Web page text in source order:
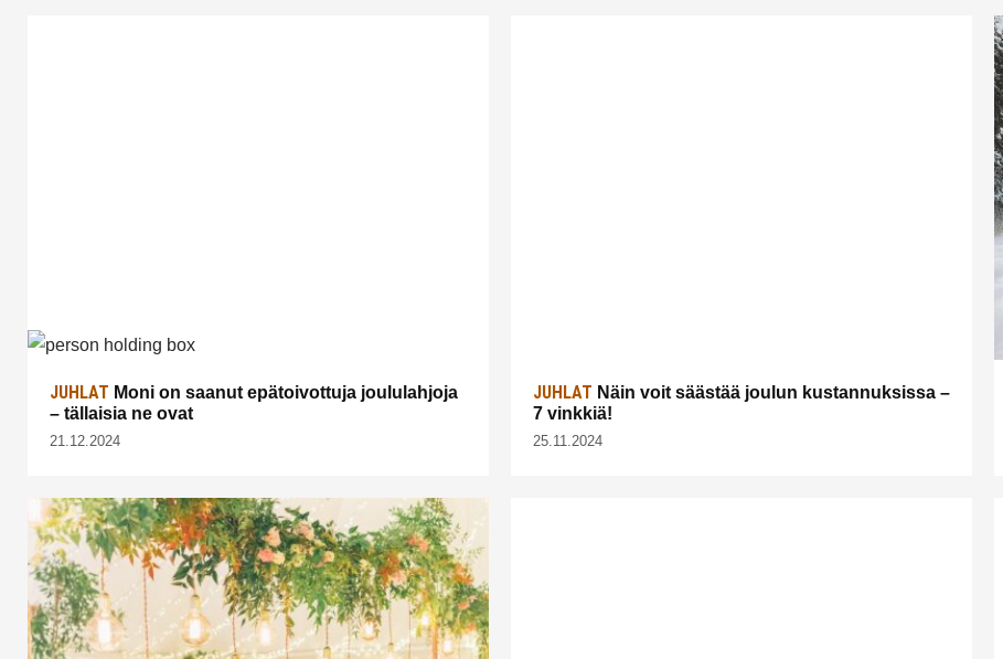
JUHLAT Moni on saanut epätoivottuja joululahjoja
– tällaisia ne ovat
21.12.2024
JUHLAT Näin voit säästää joulun kustannuksissa –
7 vinkkiä!
25.11.2024